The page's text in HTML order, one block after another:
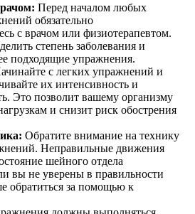
Перед началом любых
обязательно
с врачом или физиотерапевтом.
степень заболевания и
подходящие упражнения.
с легких упражнений и
их интенсивность и
Это позволит вашему организму
и снизит риск обострения
Обратите внимание на технику
Неправильные движения
шейного отдела
вы не уверены в правильности
обратиться за помощью к